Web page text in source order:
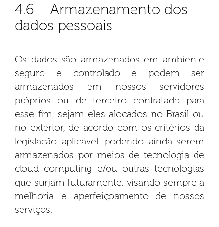
4.6 Armazenamento dos
dados pessoais
Os dados são armazenados em ambiente
seguro e controlado e podem ser
armazenados em nossos servidores
próprios ou de terceiro contratado para
esse fim, sejam eles alocados no Brasil ou
no exterior, de acordo com os critérios da
legislação aplicável, podendo ainda serem
armazenados por meios de tecnologia de
cloud computing e/ou outras tecnologias
que surjam futuramente, visando sempre a
melhoria e aperfeiçoamento de nossos
serviços.